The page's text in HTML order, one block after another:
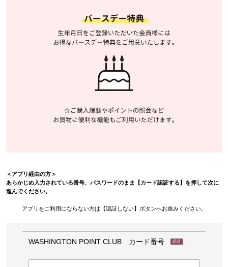
＜アプリ経由の方＞
あらかじめ入力されている番号、パスワードのまま【カード認証する】を押して次に
進んでください。
アプリをご利用にならない方は【認証しない】ボタンへお進みください。
WASHINGTON POINT CLUB カード番号